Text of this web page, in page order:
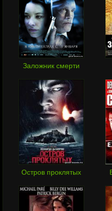
Заложник смерти
Остров проклятых